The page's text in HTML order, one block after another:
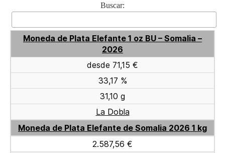
Buscar:
Moneda de Plata Elefante 1 oz BU – Somalia –
2026
desde 71,15 €
33,17 %
31,10 g
La Dobla
Moneda de Plata Elefante de Somalia 2026 1 kg
2.587,56 €